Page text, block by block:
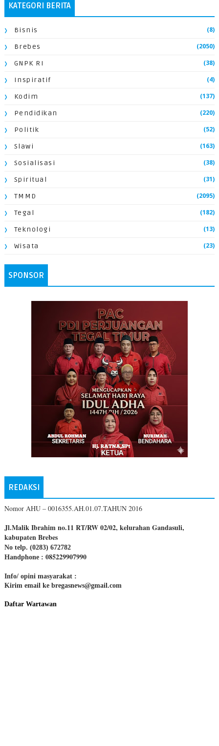
KATEGORI BERITA
Bisnis (8)
Brebes (2050)
GNPK RI (38)
Inspiratif (4)
Kodim (137)
Pendidikan (220)
Politik (52)
Slawi (163)
Sosialisasi (38)
Spiritual (31)
TMMD (2095)
Tegal (182)
Teknologi (13)
Wisata (23)
SPONSOR
REDAKSI
Nomor AHU – 0016355.AH.01.07.TAHUN 2016
Jl.Malik Ibrahim no.11 RT/RW 02/02, kelurahan Gandasuli,
kabupaten Brebes
No telp. (0283) 672782
Handphone : 085229907990
Info/ opini masyarakat :
Kirim email ke bregasnews@gmail.com
Daftar Wartawan